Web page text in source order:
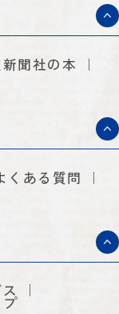
聞社の本
くある質問